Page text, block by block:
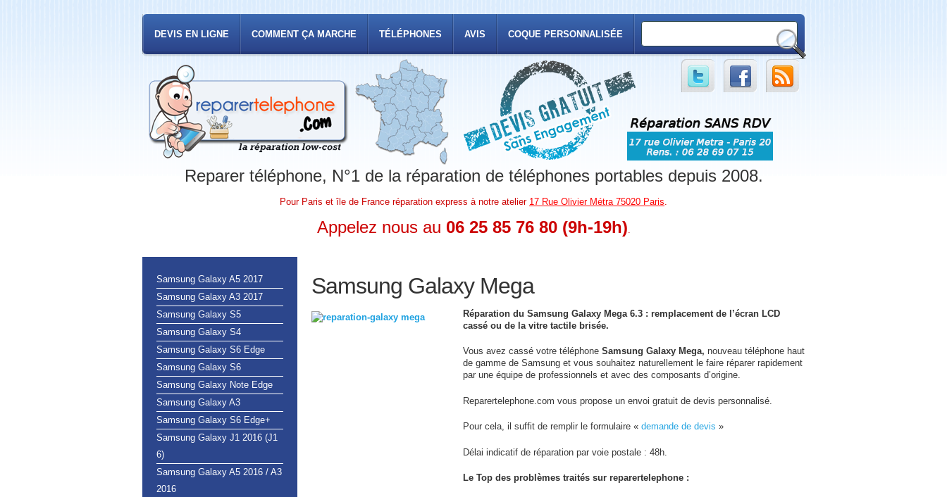
DEVIS EN LIGNE COMMENT ÇA MARCHE TÉLÉPHONES AVIS COQUE PERSONNALISÉE
Reparer téléphone, N°1 de la réparation de téléphones portables depuis 2008.
Pour Paris et île de France réparation express à notre atelier 17 Rue Olivier Métra 75020 Paris
Appelez nous au 06 25 85 76 80 (9h-19h).
Samsung Galaxy A5 2017
Samsung Galaxy A3 2017
Samsung Galaxy S5
Samsung Galaxy S4
Samsung Galaxy S6 Edge
Samsung Galaxy S6
Samsung Galaxy Note Edge
Samsung Galaxy A3
Samsung Galaxy S6 Edge+
Samsung Galaxy J1 2016 (J1
6)
Samsung Galaxy A5 2016 / A3
2016
Samsung Galaxy Mega
Réparation du Samsung Galaxy Mega 6.3 : remplacement de l’écran LCD
cassé ou de la vitre tactile brisée.
Vous avez cassé votre téléphone Samsung Galaxy Mega, nouveau téléphone haut
de gamme de Samsung et vous souhaitez naturellement le faire réparer rapidement
par une équipe de professionnels et avec des composants d’origine.
Reparertelephone.com vous propose un envoi gratuit de devis personnalisé.
Pour cela, il suffit de remplir le formulaire « demande de devis »
Délai indicatif de réparation par voie postale : 48h.
Le Top des problèmes traités sur reparertelephone :